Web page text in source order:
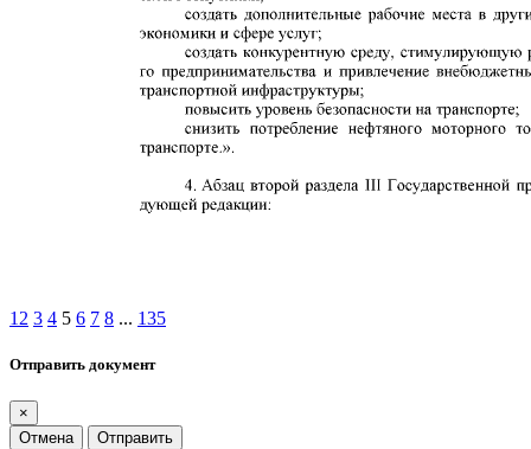
1 2 3 4 5 6 7 8 ... 135
Отправить документ
×
Отмена
Отправить